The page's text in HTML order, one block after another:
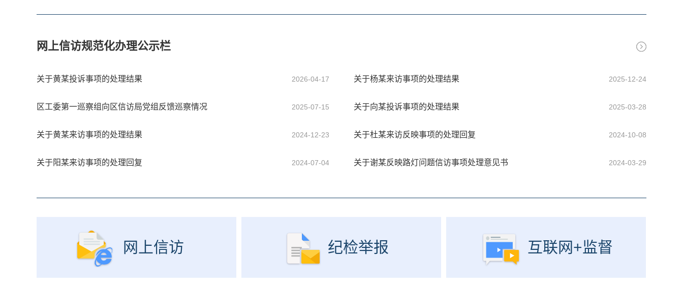
网上信访规范化办理公示栏
关于黄某投诉事项的处理结果 2026-04-17 关于杨某来访事项的处理结果 2025-12-24
区工委第一巡察组向区信访局党组反馈巡察情况 2025-07-15 关于向某投诉事项的处理结果 2025-03-28
关于黄某来访事项的处理结果 2024-12-23 关于杜某来访反映事项的处理回复 2024-10-08
关于阳某来访事项的处理回复 2024-07-04 关于谢某反映路灯问题信访事项处理意见书 2024-03-29
网上信访 纪检举报 互联网+监督